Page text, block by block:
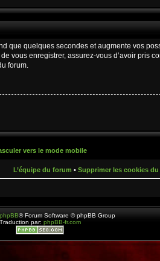
que quelques secondes et augmente vos
vous enregistrer, assurez-vous d’avoir pris
forum.
vers le mode mobile
L’équipe du forum • Supprimer les cookies
phpBB® Forum Software © phpBB Group
Traduction par: phpBB-fr.com